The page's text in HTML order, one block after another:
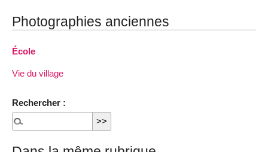
Photographies anciennes
École
Vie du village
Rechercher :